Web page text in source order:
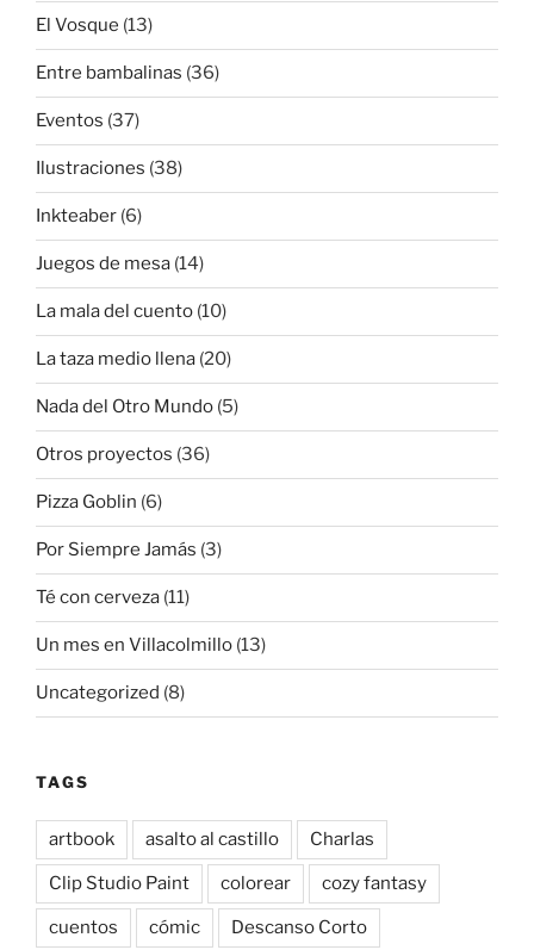
El Vosque (13)
Entre bambalinas (36)
Eventos (37)
Ilustraciones (38)
Inkteaber (6)
Juegos de mesa (14)
La mala del cuento (10)
La taza medio llena (20)
Nada del Otro Mundo (5)
Otros proyectos (36)
Pizza Goblin (6)
Por Siempre Jamás (3)
Té con cerveza (11)
Un mes en Villacolmillo (13)
Uncategorized (8)
TAGS
artbook asalto al castillo Charlas
Clip Studio Paint colorear cozy fantasy
cuentos cómic Descanso Corto